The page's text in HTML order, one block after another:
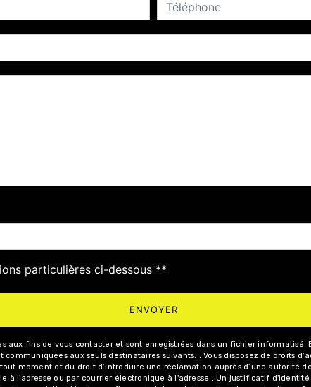
particulières ci-dessous **
ENVOYER
aux fins de vous contacter et sont enregistrées dans un fichier informatisé.
aux seuls destinataires suivants: . Vous disposez de droits
moment et du droit d’introduire une réclamation auprès d’une autorité
à l'adresse ou par courrier électronique à l'adresse . Un justificatif